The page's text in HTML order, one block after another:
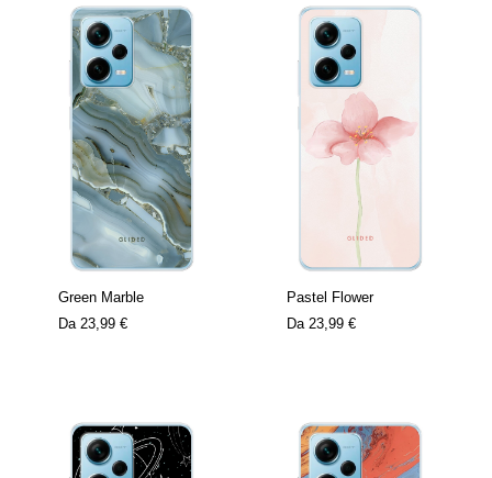
Green Marble
Da 23,99 €
Pastel Flower
Da 23,99 €